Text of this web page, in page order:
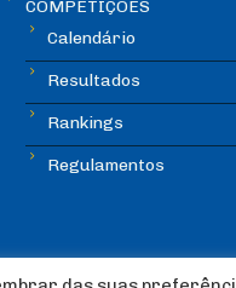
COMPETIÇÕES
Calendário
Resultados
Rankings
Regulamentos